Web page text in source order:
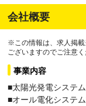
会社概要
※この情報は、求人掲載
ございますのでご注意く
事業内容
■太陽光発電システ
■オール電化システ